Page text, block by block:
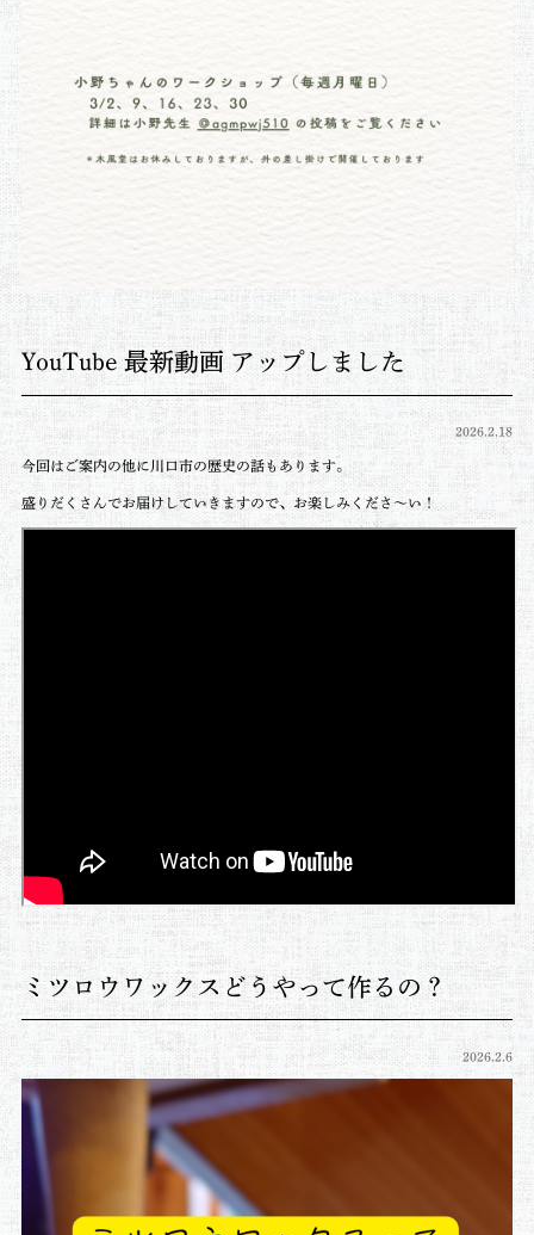
YouTube 最新動画 アップしました
2026.2.18
今回はご案内の他に川口市の歴史の話もあります。
盛りだくさんでお届けしていきますので、お楽しみくださ～い！
ミツロウワックスどうやって作るの？
2026.2.6